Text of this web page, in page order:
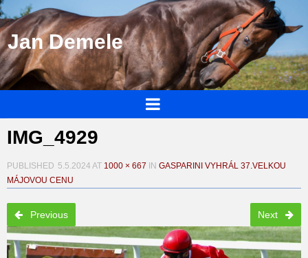
Jan Demele
IMG_4929
PUBLISHED 5.5.2024 AT 1000 × 667 IN GASPARINI VYHRÁL 37.VELKOU
MÁJOVOU CENU
Previous Next